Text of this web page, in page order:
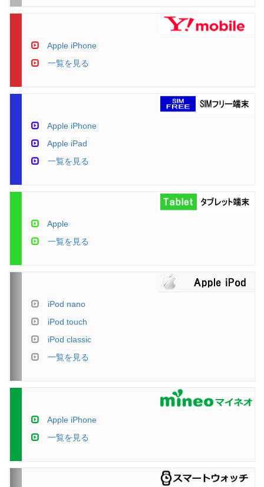
Apple iPhone
一覧を見る
Apple iPhone
Apple iPad
一覧を見る
Apple
一覧を見る
iPod nano
iPod touch
iPod classic
一覧を見る
Apple iPhone
一覧を見る